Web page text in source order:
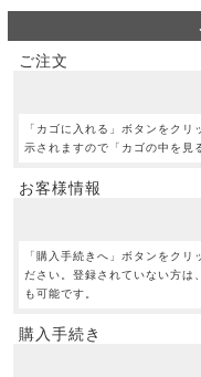
ご注文
「カゴに入れる」ボタンをク
示されますので「カゴの中を見
お客様情報
「購入手続きへ」ボタンをク
ださい。登録されていない方は
も可能です。
購入手続き